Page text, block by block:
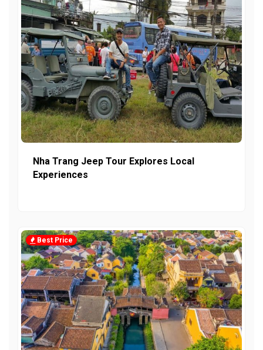
Nha Trang Jeep Tour Explores Local
Experiences
Best Price